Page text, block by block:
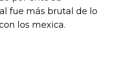
fue más brutal de lo
los mexica.